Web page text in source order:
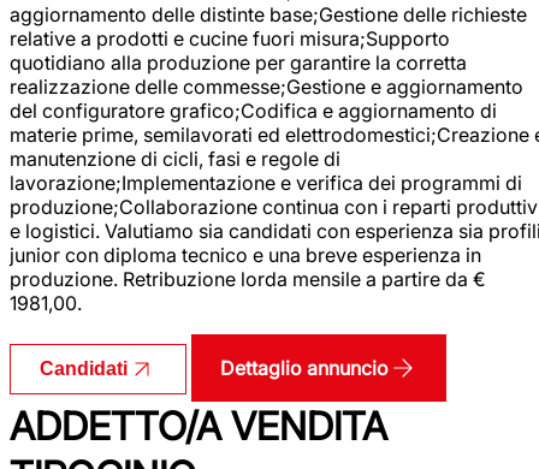
aggiornamento delle distinte base;Gestione delle richieste
relative a prodotti e cucine fuori misura;Supporto
quotidiano alla produzione per garantire la corretta
realizzazione delle commesse;Gestione e aggiornamento
del configuratore grafico;Codifica e aggiornamento di
materie prime, semilavorati ed elettrodomestici;Creazione
manutenzione di cicli, fasi e regole di
lavorazione;Implementazione e verifica dei programmi di
produzione;Collaborazione continua con i reparti
e logistici. Valutiamo sia candidati con esperienza sia
junior con diploma tecnico e una breve esperienza in
produzione. Retribuzione lorda mensile a partire da €
1981,00.
Candidati Dettaglio annuncio
ADDETTO/A VENDITA